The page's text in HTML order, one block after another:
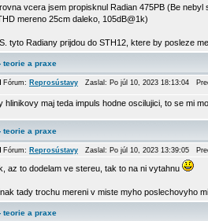
vcera jsem propisknul Radian 475PB (Be nebyl
mereno 25cm daleko, 105dB@1k)
tyto Radiany prijdou do STH12, ktere by posleze
teorie a praxe
Fórum: Reprosústavy Zaslal: Po júl 10, 2023 18:13:04
hlinikovy maj teda impuls hodne oscilujici, to se mi
teorie a praxe
Fórum: Reprosústavy Zaslal: Po júl 10, 2023 13:39:05
az to dodelam ve stereu, tak to na ni vytahnu
tady trochu mereni v miste myho poslechovyho
teorie a praxe